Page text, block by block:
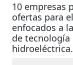
10 empresas
ofertas para
enfocados a
de
hidroeléctrica.